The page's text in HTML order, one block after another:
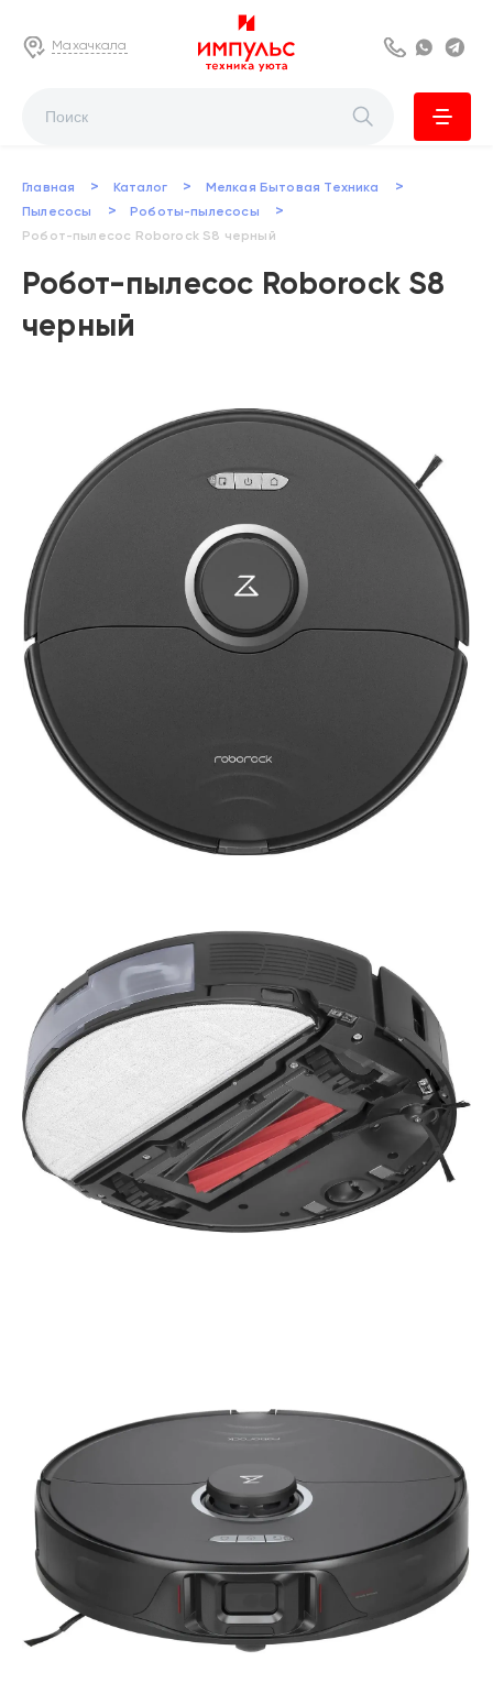
Махачкала 8 800 222 63
Главная > Каталог > Мелкая Бытовая Техника >
Пылесосы > Роботы-пылесосы >
Робот-пылесос Roborock S8 черный
Робот-пылесос Roborock S8
черный